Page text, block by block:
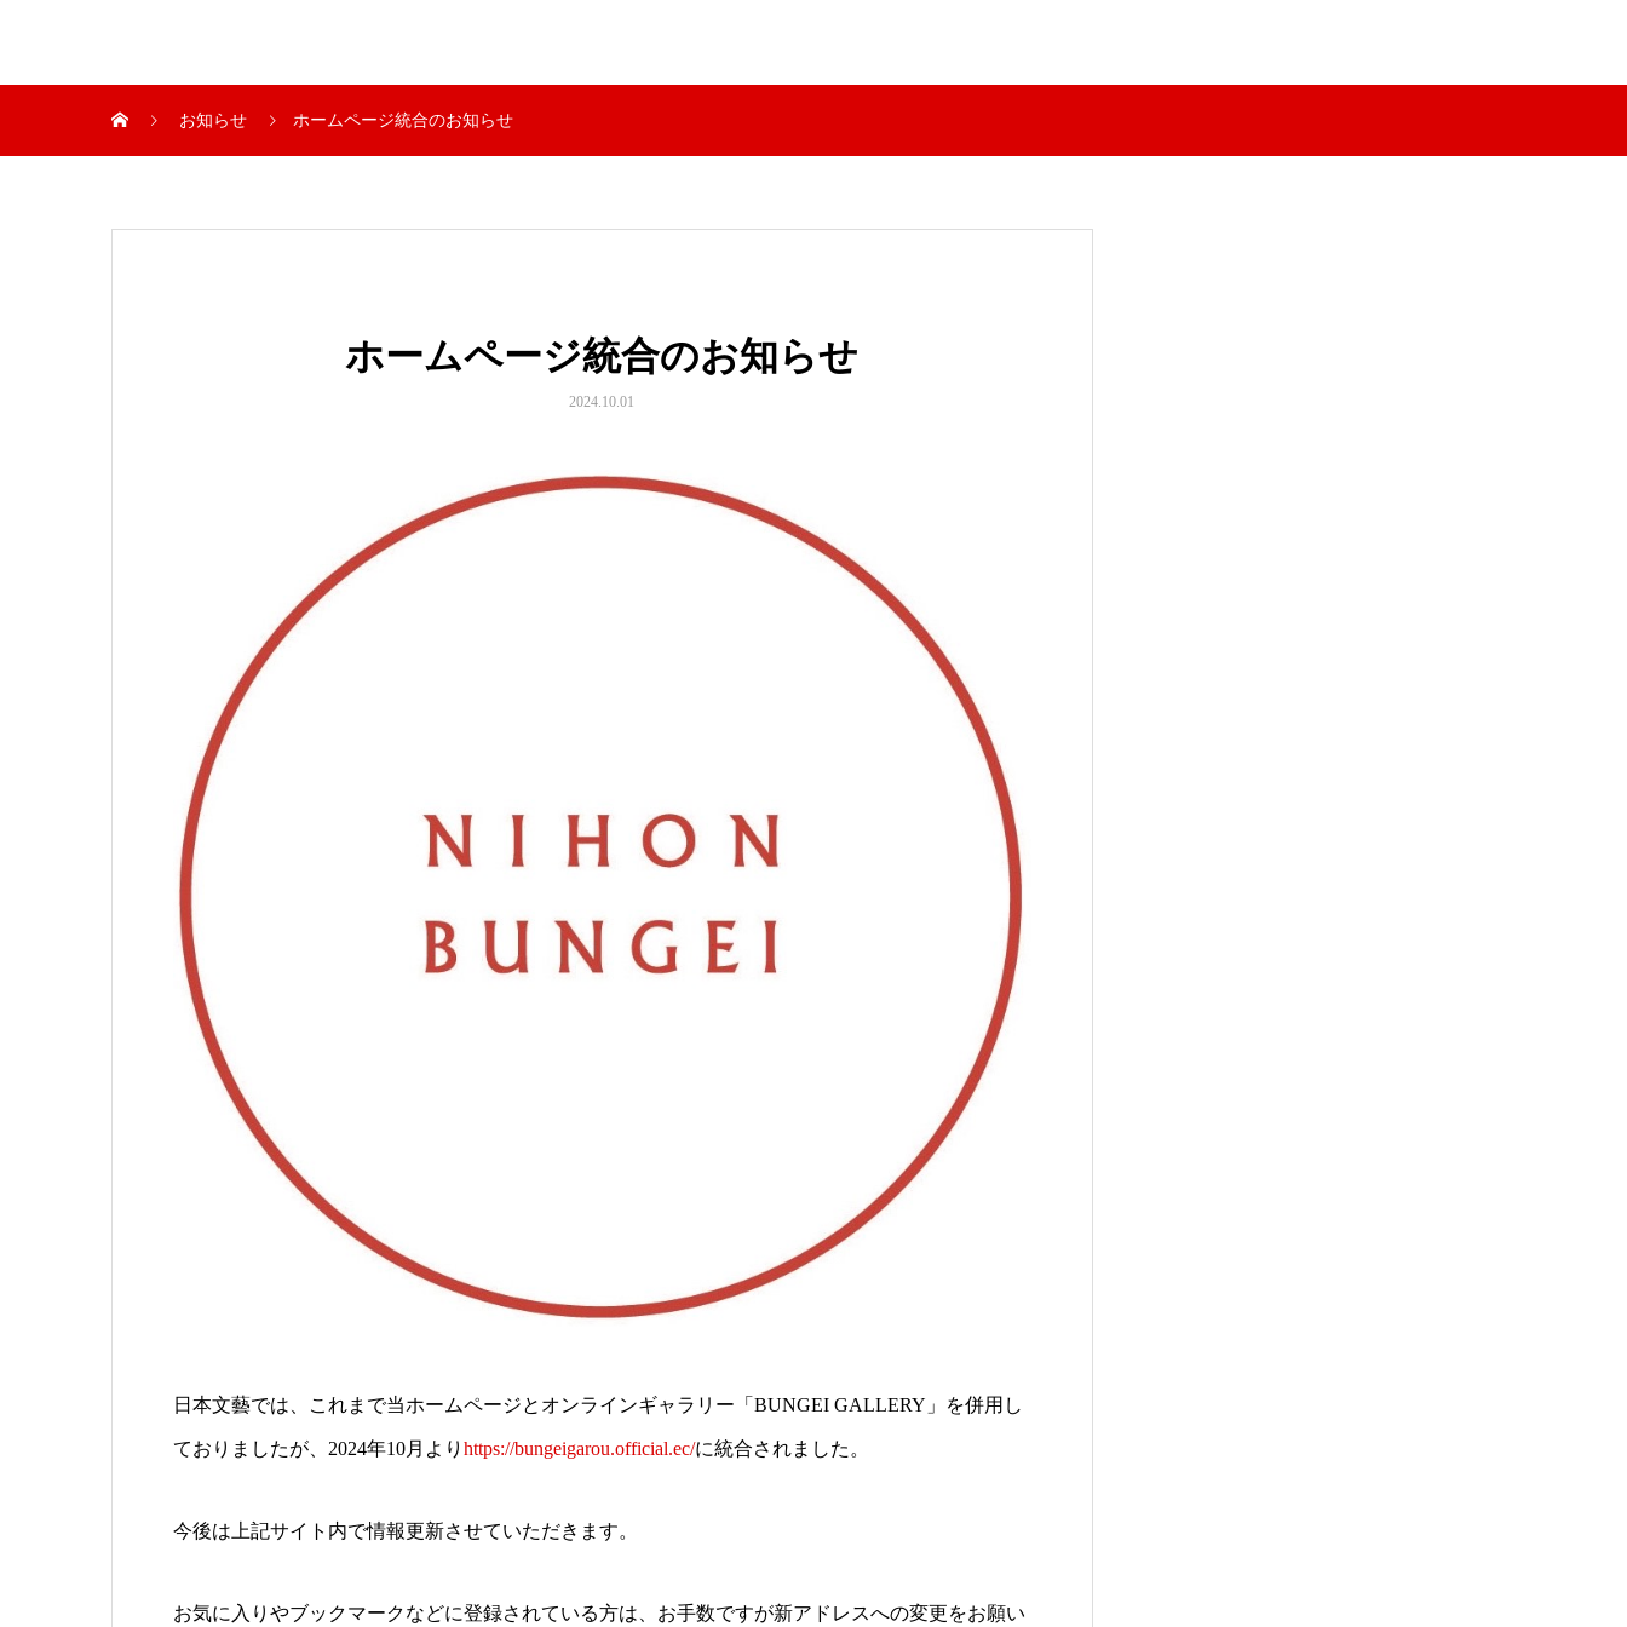
お知らせ ホームページ統合のお知らせ
ホームページ統合のお知らせ
2024.10.01
日本文藝では、これまで当ホームページとオンラインギャラリー「BUNGEI GALLERY」を併用し
ておりましたが、2024年10月より https://bungeigarou.official.ec/に統合されました。
今後は上記サイト内で情報更新させていただきます。
お気に入りやブックマークなどに登録されている方は、お手数ですが新アドレスへの変更をお願い